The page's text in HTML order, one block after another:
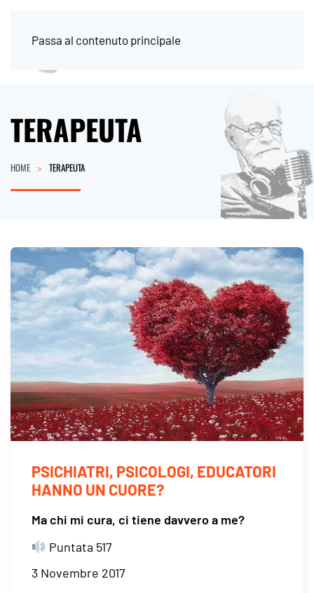
Passa al contenuto principale
TERAPEUTA
HOME TERAPEUTA
PSICHIATRI, PSICOLOGI, EDUCATORI
HANNO UN CUORE?
Ma chi mi cura, ci tiene davvero a me?
Puntata 517
3 Novembre 2017